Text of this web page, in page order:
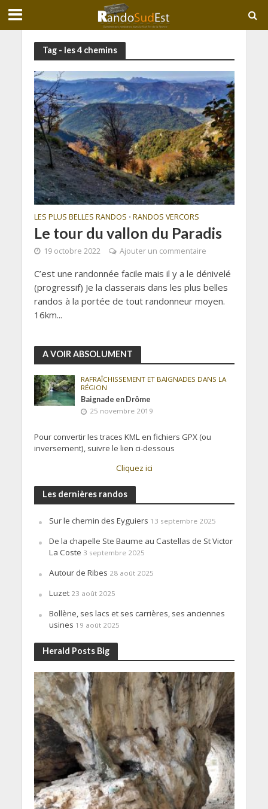
Tag - les 4 chemins
LES PLUS BELLES RANDOS • RANDOS VERCORS
Le tour du vallon du Paradis
19 octobre 2022 Ajouter un commentaire
C’est une randonnée facile mais il y a le dénivelé
(progressif) Je la classerais dans les plus belles
randos à la portée de tout randonneur moyen.
16km...
A VOIR ABSOLUMENT
RAFRAÎCHISSEMENT ET BAIGNADES DANS LA
RÉGION
Baignade en Drôme
25 novembre 2019
Pour convertir les traces KML en fichiers GPX (ou
inversement), suivre le lien ci-dessous
Cliquez ici
Les dernières randos
Sur le chemin des Eyguiers 13 septembre 2025
De la chapelle Ste Baume au Castellas de St Victor
La Coste 3 septembre 2025
Autour de Ribes 28 août 2025
Luzet 23 août 2025
Bollène, ses lacs et ses carrières, ses anciennes
usines 19 août 2025
Herald Posts Big